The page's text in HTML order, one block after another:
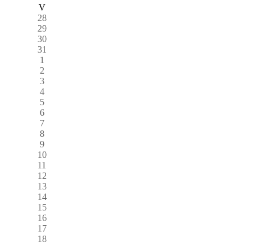
V
28
29
30
31
1
2
3
4
5
6
7
8
9
10
11
12
13
14
15
16
17
18